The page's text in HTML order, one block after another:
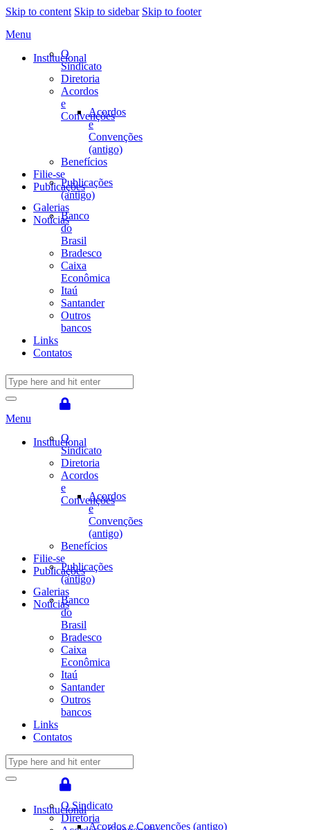
Skip to content Skip to sidebar Skip to footer
Menu
Institucional
O
Sindicato
Diretoria
Acordos
e
Convenções
Acordos
e
Convenções
(antigo)
Benefícios
Filie-se
PublicaçõesPublicações
(antigo)
Galerias
NotíciasBanco
do
Brasil
Bradesco
Caixa
Econômica
Itaú
Santander
Outros
bancos
Links
Contatos
Menu
Institucional
O
Sindicato
Diretoria
Acordos
e
Convenções
Acordos
e
Convenções
(antigo)
Benefícios
Filie-se
PublicaçõesPublicações
(antigo)
Galerias
NotíciasBanco
do
Brasil
Bradesco
Caixa
Econômica
Itaú
Santander
Outros
bancos
Links
Contatos
InstitucionalO Sindicato
Diretoria
Acordos e Convenções (antigo)